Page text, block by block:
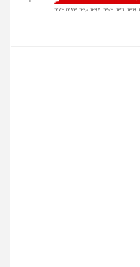
1274 1283 1290 1297 1304 1311 1319